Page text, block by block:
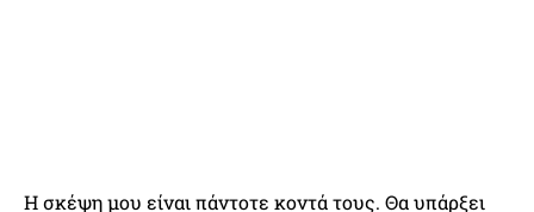
Η σκέψη μου είναι πάντοτε κοντά τους. Θα υπάρξει